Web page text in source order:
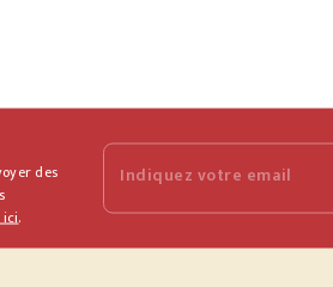
des
.
Indiquez votre email